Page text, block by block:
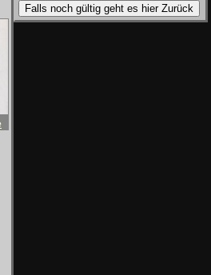
Falls noch gültig geht es hier Zurück